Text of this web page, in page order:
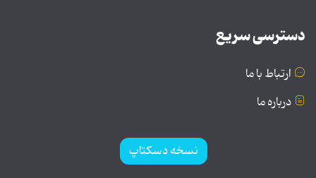
دسترسی سریع
ارتباط با ما
درباره ما
نسخه دسکتاپ